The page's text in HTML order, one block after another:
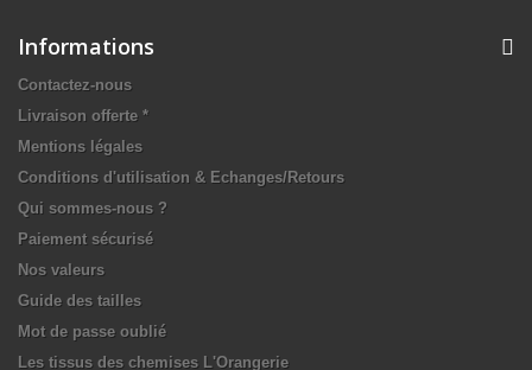
Informations
Contactez-nous
Livraison offerte *
Mentions légales
Conditions d'utilisation & Echanges/Retours
Qui sommes-nous ?
Paiement sécurisé
Nos valeurs
Guide des tailles
Mot de passe oublié
Les tissus des chemises L'Orangerie